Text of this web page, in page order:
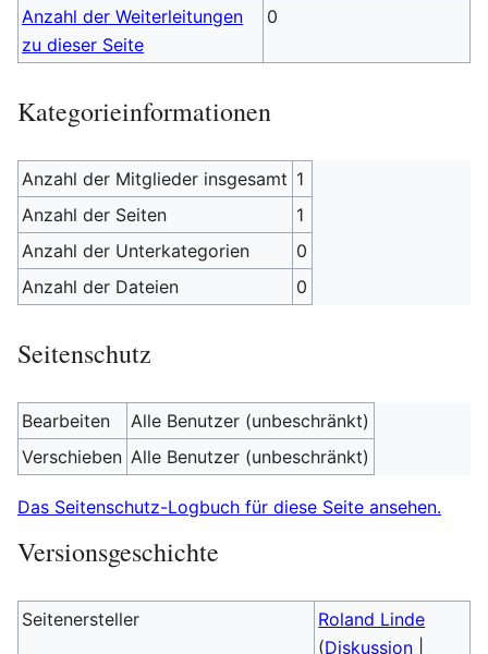
Anzahl der Weiterleitungen
zu dieser Seite
0
Kategorieinformationen
Anzahl der Mitglieder insgesamt 1
Anzahl der Seiten
1
Anzahl der Unterkategorien
0
Anzahl der Dateien
0
Seitenschutz
Bearbeiten
Alle Benutzer (unbeschränkt)
Verschieben Alle Benutzer (unbeschränkt)
Das Seitenschutz-Logbuch für diese Seite ansehen.
Versionsgeschichte
Seitenersteller
Roland Linde
(Diskussion